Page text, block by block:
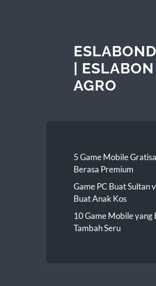
|
AGRO
5 Game Mobile
Berasa Premium
Game PC Buat Sultan
Buat Anak Kos
10 Game Mobile yang
Tambah Seru